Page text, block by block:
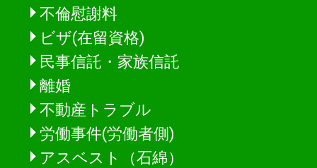
不倫慰謝料
ビザ(在留資格)
民事信託・家族信託
離婚
不動産トラブル
労働事件(労働者側)
アスベスト（石綿）